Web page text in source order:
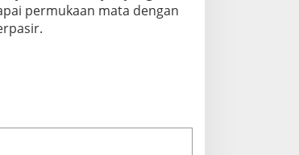
permukaan mata dengan